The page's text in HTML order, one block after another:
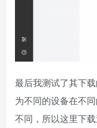
最后我测试了其下
为不同的设备在不
不同，所以这里下